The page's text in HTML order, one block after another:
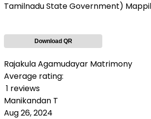
Tamilnadu State Government)
Download QR
Rajakula Agamudayar Matrimony
Average rating:
1 reviews
Manikandan T
Aug 26, 2024